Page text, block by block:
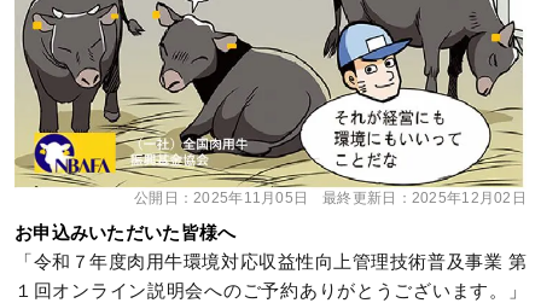
公開日： 2025年11月05日 最終更新日： 2025年12月02日
お申込みいただいた皆様へ
「令和７年度肉用牛環境対応収益性向上管理技術普及事業 第
１回オンライン説明会へのご予約ありがとうございます。」